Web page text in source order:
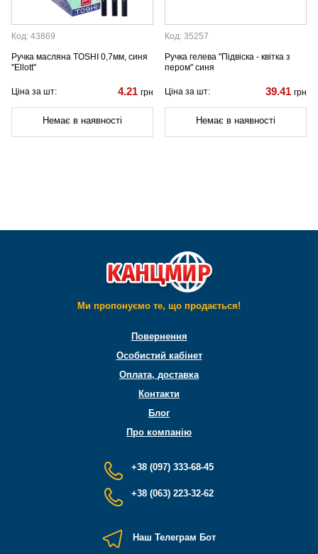
Код: 43869
Ручка масляна TOSHI 0,7мм, синя
"Ellott"
Ціна за шт: 4.21 грн
Немає в наявності
Код: 35257
Ручка гелева "Підвіска - квітка з
пером" синя
Ціна за шт: 39.41 грн
Немає в наявності
Ми пропонуємо те, що продається!
Повернення
Особистий кабінет
Оплата, доставка
Контакти
Блог
Про компанію
+38 (097) 333-68-45
+38 (063) 223-32-62
Наш Телеграм Бот